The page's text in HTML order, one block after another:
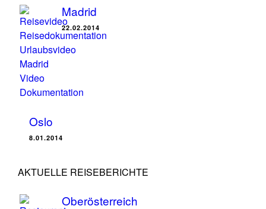
Madrid
22.02.2014
Oslo
8.01.2014
AKTUELLE REISEBERICHTE
Oberösterreich